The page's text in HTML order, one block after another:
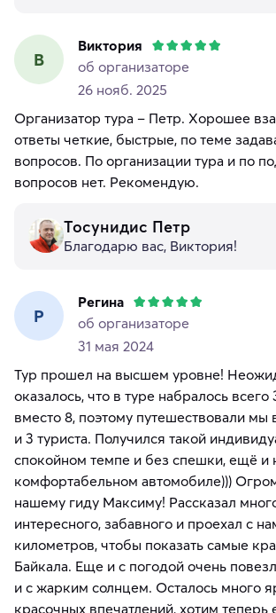
В
Виктория
об организаторе
26 нояб. 2025
Организатор тура – Петр. Хорошее
ответы четкие, быстрые, по теме
вопросов. По организации тура и по
вопросов нет. Рекомендую.
Тосунидис Петр
Благодарю вас, Виктория!
Р
Регина
об организаторе
31 мая 2024
Тур прошел на высшем уровне!
оказалось, что в туре набралось всего
вместо 8, поэтому путешествовали мы
и 3 туриста. Получился такой
спокойном темпе и без спешки, ещё и
комфортабельном автомобиле)))
нашему гиду Максиму! Рассказал
интересного, забавного и проехал с
километров, чтобы показать самые
Байкала. Еще и с погодой очень
и с жарким солнцем. Осталось много
красочных впечатлений, хотим